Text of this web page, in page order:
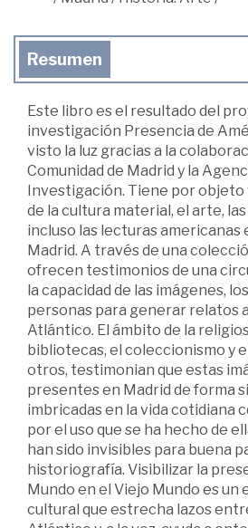
Resumen
Este libro es el resultado del
investigación Presencia de
visto la luz gracias a la
Comunidad de Madrid y la
Investigación. Tiene por objeto
de la cultura material, el arte,
incluso las lecturas
Madrid. A través de una
ofrecen testimonios de una
la capacidad de las imágenes,
personas para generar relatos
Atlántico. El ámbito de la
bibliotecas, el coleccionismo y
otros, testimonian que estas
presentes en Madrid de forma
imbricadas en la vida cotidiana
por el uso que se ha hecho de
han sido invisibles para buena
historiografía. Visibilizar la
Mundo en el Viejo Mundo es un
cultural que estrecha lazos